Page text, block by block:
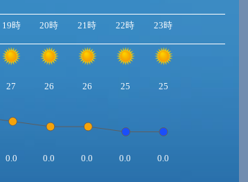
19時 20時 21時 22時 23時
27 26 26 25 25
0.0 0.0 0.0 0.0 0.0